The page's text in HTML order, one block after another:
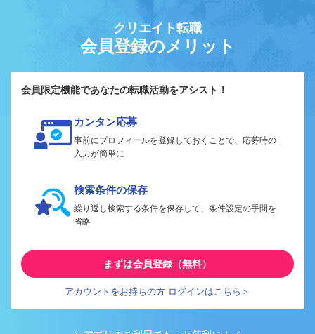
クリエイト転職
会員登録のメリット
会員限定機能であなたの転職活動をアシスト！
カンタン応募
事前にプロフィールを登録しておくことで、応募時の
入力が簡単に
検索条件の保存
繰り返し検索する条件を保存して、条件設定の手間を
省略
まずは会員登録（無料）
アカウントをお持ちの方 ログインはこちら＞